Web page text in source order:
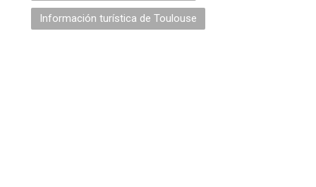
Información turística de Toulouse